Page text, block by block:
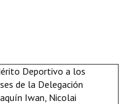
Deportivo a los
de la Delegación
Iwan, Nicolai